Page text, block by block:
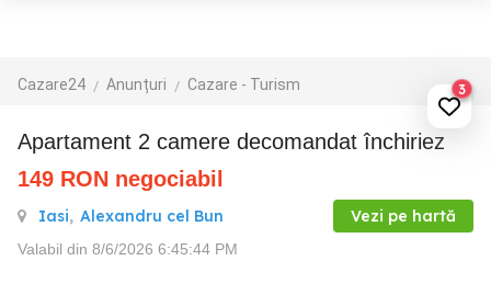
Cazare24 Anunțuri Cazare - Turism 3
Apartament 2 camere decomandat închiriez
149 RON negociabil
Iasi, Alexandru cel Bun Vezi pe hartă
Valabil din 8/6/2026 6:45:44 PM